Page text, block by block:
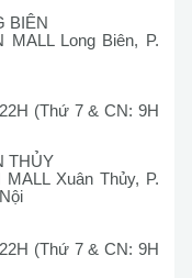
BIÊN
Long Biên, P.
(Thứ 7 & CN: 9H
THỦY
Xuân Thủy, P.
(Thứ 7 & CN: 9H